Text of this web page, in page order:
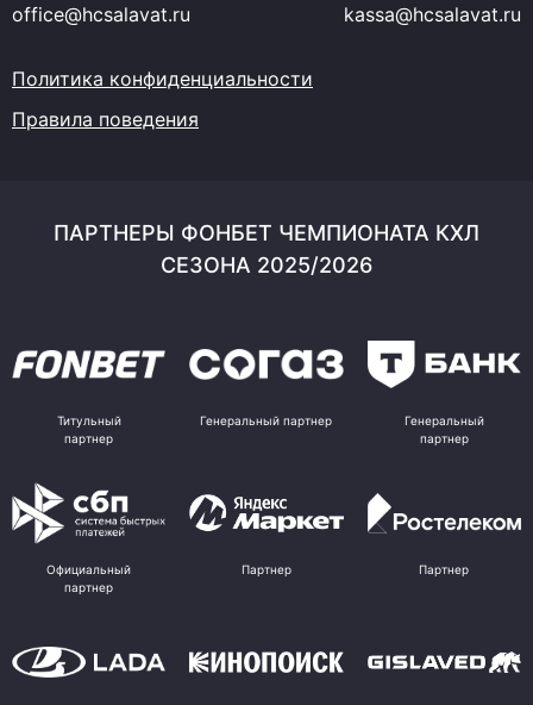
office@hcsalavat.ru
kassa@hcsalavat.ru
Политика конфиденциальности
Правила поведения
ПАРТНЕРЫ ФОНБЕТ ЧЕМПИОНАТА КХЛ
СЕЗОНА 2025/2026
Титульный
партнер
Генеральный партнер
Генеральный
партнер
Официальный
партнер
Партнер Партнер